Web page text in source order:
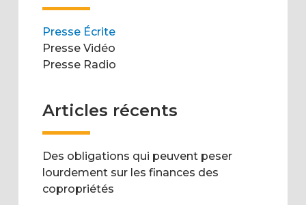
Presse Écrite
Presse Vidéo
Presse Radio
Articles récents
Des obligations qui peuvent peser
lourdement sur les finances des
copropriétés